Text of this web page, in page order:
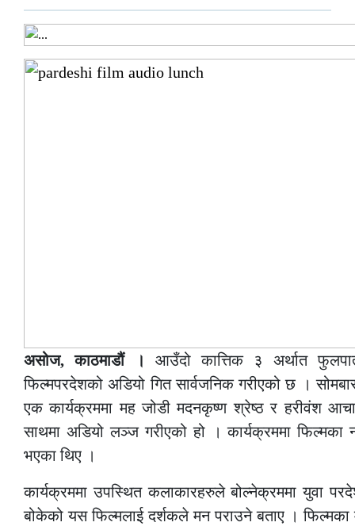
असोज, काठमाडौं ।
आउँदो कात्तिक ३ अर्थात
फिल्मपरदेशको अडियो गित सार्वजनिक गरीएको छ ।
एक कार्यक्रममा मह जोडी मदनकृष्ण श्रेष्ठ र हरीवंश
साथमा अडियो लञ्ज गरीएको हो । कार्यक्रममा फिल्मका
भएका थिए ।
कार्यक्रममा उपस्थित कलाकारहरुले बोल्नेक्रममा युवा
बोकेको यस फिल्मलाई दर्शकले मन पराउने बताए ।